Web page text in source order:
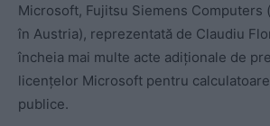
Microsoft, Fujitsu Siemens Computers
în Austria), reprezentată de Claudiu
încheia mai multe acte adiționale de
licențelor Microsoft pentru
publice.